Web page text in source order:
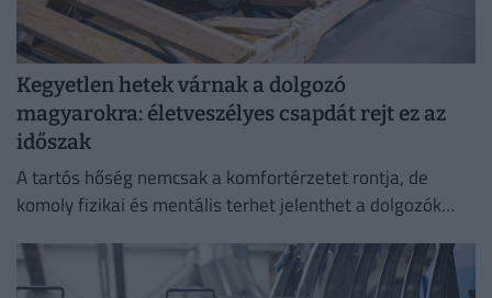
Kegyetlen hetek várnak a dolgozó
magyarokra: életveszélyes csapdát rejt ez az
időszak
A tartós hőség nemcsak a komfortérzetet rontja, de
komoly fizikai és mentális terhet jelenthet a dolgozók